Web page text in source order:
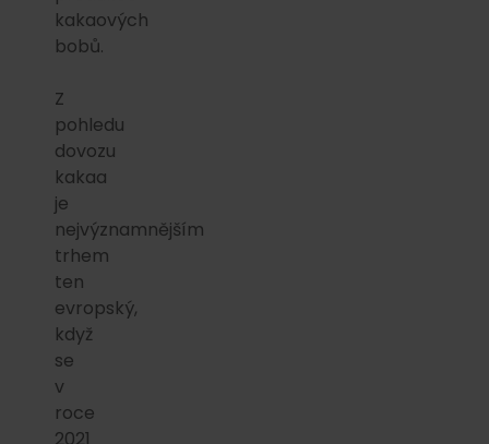
kakaových
bobů.
Z
pohledu
dovozu
kakaa
je
nejvýznamnějším
trhem
ten
evropský,
když
se
v
roce